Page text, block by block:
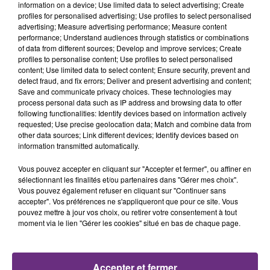
JAMAIS SANS MON FRÈRE
Julien Fourel n'a plus donné signé de vie depuis 5
mois. Sa sœur poursuit ses recherches pour le
retrouver.
LA CENTRALE NUCLÉAIRE DE CHOOZ
TOUJOURS À L'ARRÊT
nucléaire ardennaise est à l'arrêt. Une situation
information on a device; Use limited data to select advertising; Create
profiles for personalised advertising; Use profiles to select personalised
advertising; Measure advertising performance; Measure content
performance; Understand audiences through statistics or combinations
of data from different sources; Develop and improve services; Create
profiles to personalise content; Use profiles to select personalised
content; Use limited data to select content; Ensure security, prevent and
detect fraud, and fix errors; Deliver and present advertising and content;
Save and communicate privacy choices. These technologies may
process personal data such as IP address and browsing data to offer
following functionalities: Identify devices based on information actively
requested; Use precise geolocation data; Match and combine data from
other data sources; Link different devices; Identify devices based on
information transmitted automatically.
Vous pouvez accepter en cliquant sur "Accepter et fermer", ou affiner en
sélectionnant les finalités et/ou partenaires dans "Gérer mes choix".
Vous pouvez également refuser en cliquant sur "Continuer sans
accepter". Vos préférences ne s'appliqueront que pour ce site. Vous
pouvez mettre à jour vos choix, ou retirer votre consentement à tout
moment via le lien "Gérer les cookies" situé en bas de chaque page.